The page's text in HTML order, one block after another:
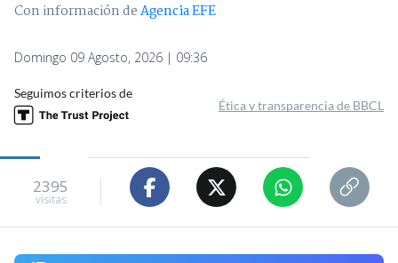
Con información deAgencia EFE
Domingo 09 Agosto, 2026 | 09:36
Seguimos criterios de
Ética y transparencia de BBCL
2395
visitas